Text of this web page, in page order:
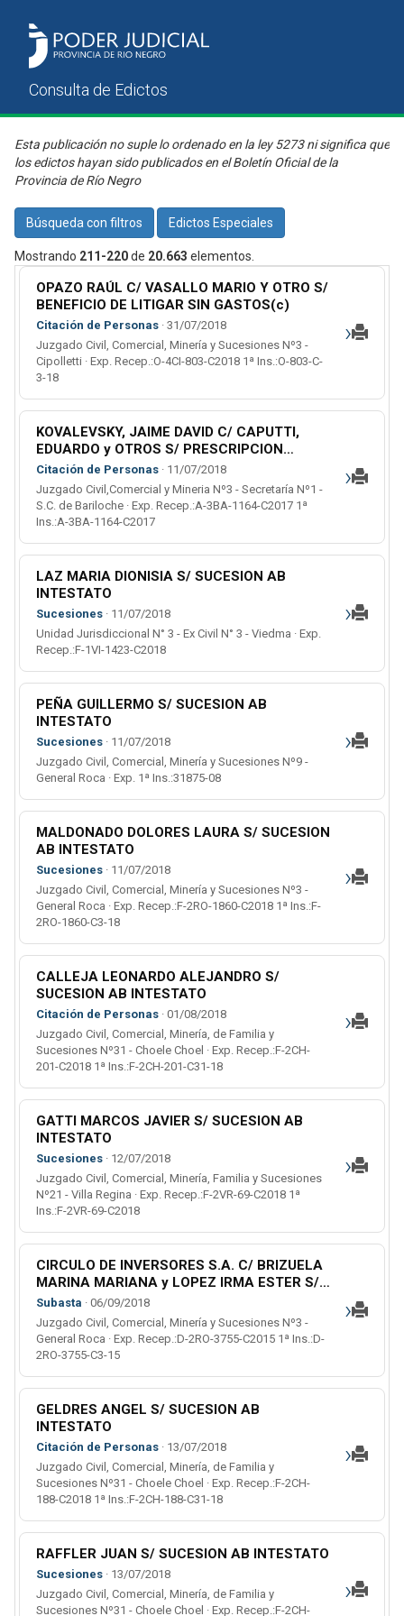
Esta publicación no suple lo ordenado en la ley 5273 ni significa que
los edictos hayan sido publicados en el Boletín Oficial de la
Provincia de Río Negro
Búsqueda con filtros Edictos Especiales
Mostrando 211-220de 20.663 elementos.
OPAZO RAÚL C/ VASALLO MARIO Y OTRO S/
BENEFICIO DE LITIGAR SIN GASTOS(c)
Citación de Personas · 31/07/2018
Juzgado Civil, Comercial, Minería y Sucesiones Nº3 -
Cipolletti · Exp. Recep.:O-4CI-803-C2018 1ª Ins.:O-803-C-
3-18
›
KOVALEVSKY, JAIME DAVID C/ CAPUTTI,
EDUARDO y OTROS S/ PRESCRIPCION
ADQUISITIVA (Ordinario)
Citación de Personas · 11/07/2018
Juzgado Civil,Comercial y Mineria Nº3 - Secretaría Nº1 -
S.C. de Bariloche · Exp. Recep.:A-3BA-1164-C2017 1ª
Ins.:A-3BA-1164-C2017
›
LAZ MARIA DIONISIA S/ SUCESION AB
INTESTATO
Sucesiones · 11/07/2018
Unidad Jurisdiccional N° 3 - Ex Civil N° 3 - Viedma · Exp.
Recep.:F-1VI-1423-C2018
›
PEÑA GUILLERMO S/ SUCESION AB
INTESTATO
Sucesiones · 11/07/2018
Juzgado Civil, Comercial, Minería y Sucesiones Nº9 -
General Roca · Exp. 1ª Ins.:31875-08
›
MALDONADO DOLORES LAURA S/ SUCESION
AB INTESTATO
Sucesiones · 11/07/2018
Juzgado Civil, Comercial, Minería y Sucesiones Nº3 -
General Roca · Exp. Recep.:F-2RO-1860-C2018 1ª Ins.:F-
2RO-1860-C3-18
›
CALLEJA LEONARDO ALEJANDRO S/
SUCESION AB INTESTATO
Citación de Personas · 01/08/2018
Juzgado Civil, Comercial, Minería, de Familia y
Sucesiones Nº31 - Choele Choel · Exp. Recep.:F-2CH-
201-C2018 1ª Ins.:F-2CH-201-C31-18
›
GATTI MARCOS JAVIER S/ SUCESION AB
INTESTATO
Sucesiones · 12/07/2018
Juzgado Civil, Comercial, Minería, Familia y Sucesiones
Nº21 - Villa Regina · Exp. Recep.:F-2VR-69-C2018 1ª
Ins.:F-2VR-69-C2018
›
CIRCULO DE INVERSORES S.A. C/ BRIZUELA
MARINA MARIANA y LOPEZ IRMA ESTER S/
EJECUCION PRENDARIA
Subasta · 06/09/2018
Juzgado Civil, Comercial, Minería y Sucesiones Nº3 -
General Roca · Exp. Recep.:D-2RO-3755-C2015 1ª Ins.:D-
2RO-3755-C3-15
›
GELDRES ANGEL S/ SUCESION AB
INTESTATO
Citación de Personas · 13/07/2018
Juzgado Civil, Comercial, Minería, de Familia y
Sucesiones Nº31 - Choele Choel · Exp. Recep.:F-2CH-
188-C2018 1ª Ins.:F-2CH-188-C31-18
›
RAFFLER JUAN S/ SUCESION AB INTESTATO
Sucesiones · 13/07/2018
Juzgado Civil, Comercial, Minería, de Familia y
Sucesiones Nº31 - Choele Choel · Exp. Recep.:F-2CH-
›